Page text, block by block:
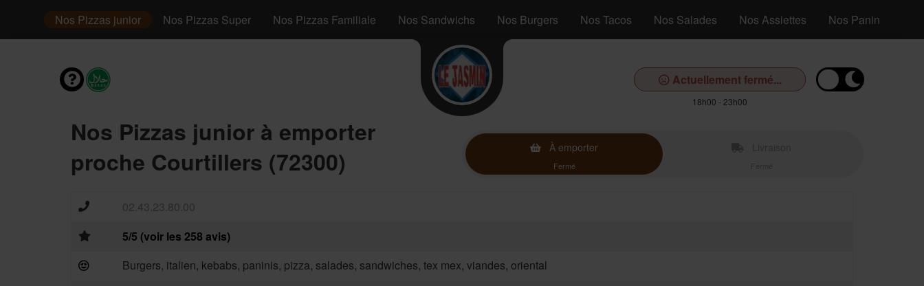
Nos Pizzas junior Nos Pizzas Super Nos Pizzas Familiale Nos Sandwichs Nos Burgers Nos Tacos Nos Salades Nos Assiettes Nos Paninis
Actuellement fermé...
18h00 - 23h00
Nos Pizzas junior à emporter
proche Courtillers (72300)
À emporter
Fermé
02.43.23.80.00
5/5 (voir les 258 avis)
Burgers, italien, kebabs, paninis, pizza, salades, sandwiches, tex mex, viandes, oriental